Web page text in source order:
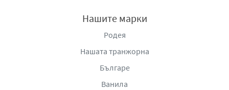
Хасково, бул. „Съединение“ 86, тел.: +359 (38) 661
Нашите марки
Родея
Нашата транжорна
Българе
Ванила